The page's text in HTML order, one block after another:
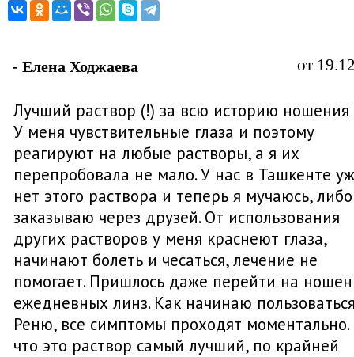
- Елена Ходжаева от
Лучший раствор (!) за всю историю ношения
У меня чувствительные глаза и поэтому
реагируют на любые растворы, а я их
перепробовала не мало. У нас в Ташкенте
нет этого раствора и теперь я мучаюсь, либо
заказываю через друзей. От использования
других растворов у меня краснеют глаза,
начинают болеть и чесаться, лечение не
помогает. Пришлось даже перейти на
ежедневных линз. Как начинаю
Реню, все симптомы проходят моментально.
что это раствор самый лучший, по крайней